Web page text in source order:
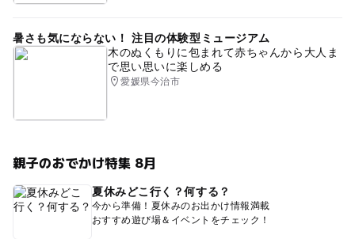
暑さも気にならない！ 注目の体験型ミュージアム
木のぬくもりに包まれて赤ちゃんから大人ま
で思い思いに楽しめる
愛媛県今治市
親子のおでかけ特集 8月
夏休みどこ行く？何する？
今から準備！夏休みのお出かけ情報満載
おすすめ遊び場＆イベントをチェック！